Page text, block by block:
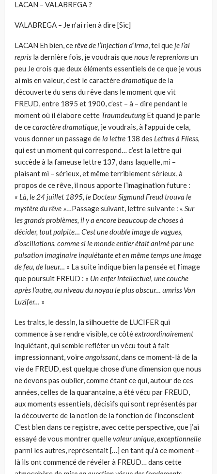
LACAN – VALABREGA ?
VALABREGA – Je n’ai rien à dire [Sic]
LACAN Eh bien, cerêve de l’injection d’Irma, tel queje l’ai
repris la der­nière fois, je voudrais quenous le reprenionsun
peu Je crois que deux éléments essentiels de ce que je vous
ai mis en valeur, c’est le caractèredramatiquede la
découverte du sens du rêve dans le moment que vit
FREUD, entre 1895 et 1900, c’est – à – dire pendant le
moment où il élabore cette TraumdeutungEt quand je parle
de cecaractère dramatique, je voudrais, à l’ap­pui de cela,
vous donner un passage dela lettre 138 des Lettres à Fliess,
qui est un moment qui correspond… c’est la lettre qui
succède à la fameuse lettre 137, dans laquelle, mi –
plaisant mi – sérieux, et même terriblement sérieux, à
propos de ce rêve, il nous apporte l’imagination future :
« Là, le 24 juillet 1895, le Docteur Sigmund Freud trouva le
mystère du rêve »…Passage suivant, lettre suivante : « Sur
les grands problèmes, il y a encore beaucoup de choses à
décider, tout palpite… C’est une double image de vagues,
d’oscillations, comme si le monde entier était animé par une
pulsation imaginaire inquiétante et en même temps une image
de feu, de lueur… » La suite indique bien la pensée et l’image
que poursuit FREUD : « Un enfer intellectuel, une couche
après l’autre, au niveau du noyau le plus obscur… umriss Von
Luzifer… »
Les traits, le dessin, la silhouette de LUCIFER qui
commence à se rendre visible, ce côtéextraordinairement
inquiétant, qui semble refléter un vécu tout à fait
impressionnant, voireangoissant, dans ce moment-là de la
vie de FREUD, est quelque chose d’une dimension que nous
ne devons pas oublier, comme étant ce qui, autour de ces
années, celles de la quarantaine, a été vécu par FREUD,
aux moments essentiels, décisifs qui sont représentés par
la décou­verte de la notion de la fonction de l’inconscient
C’est bien dans ce registre, avec cette perspective, que j’ai
essayé de vous montrer quellevaleur unique,exceptionnelle
parmi les autres, représentait […] en tant qu’à ce moment –
là ils ont commencé de révéler à FREUD… dans cette